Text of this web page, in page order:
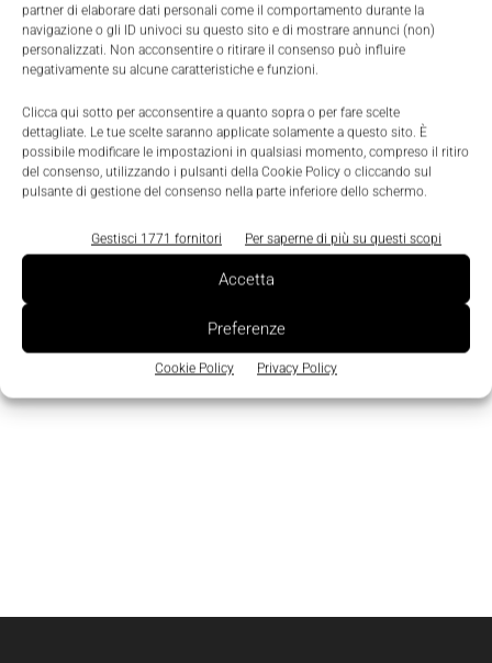
partner di elaborare dati personali come il comportamento durante la
navigazione o gli ID univoci su questo sito e di mostrare annunci (non)
personalizzati. Non acconsentire o ritirare il consenso può influire
negativamente su alcune caratteristiche e funzioni.
Clicca qui sotto per acconsentire a quanto sopra o per fare scelte
dettagliate. Le tue scelte saranno applicate solamente a questo sito. È
possibile modificare le impostazioni in qualsiasi momento, compreso il ritiro
del consenso, utilizzando i pulsanti della Cookie Policy o cliccando sul
pulsante di gestione del consenso nella parte inferiore dello schermo.
Gestisci 1771 fornitori Per saperne di più su questi scopi
Accetta
Preferenze
Cookie Policy Privacy Policy
Edicola